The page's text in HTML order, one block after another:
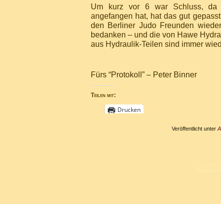
Um kurz vor 6 war Schluss,
angefangen hat, hat das gut
den Berliner Judo Freunden
bedanken – und die von Hawe
aus Hydraulik-Teilen sind immer
Fürs “Protokoll” – Peter Binner
Teilen mit:
Drucken
Veröffentlicht unter